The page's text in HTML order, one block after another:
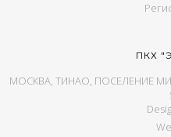
ПКХ
МОСКВА, ТИНАО, ПОСЕЛЕНИЕ